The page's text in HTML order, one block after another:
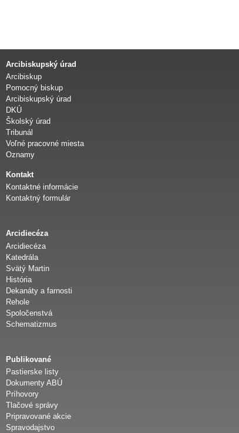
k
á
a
r
c
i
i
e
c
é
z
a
Arcibiskupský úrad
Arcibiskup
Pomocný biskup
Arcibiskupský úrad
DKÚ
Školský úrad
Tribunál
Voľné pracovné miesta
Oznamy
Kontakt
Kontaktné informácie
Kontaktný formulár
Arcidiecéza
Arcidiecéza
Katedrála
Svätý Martin
História
Dekanáty a farnosti
Rehole
Spoločenstvá
Schematizmus
Publikované
Pastierske listy
Dokumenty ABÚ
Príhovory
Tlačové správy
Pripravované akcie
Spravodajstvo